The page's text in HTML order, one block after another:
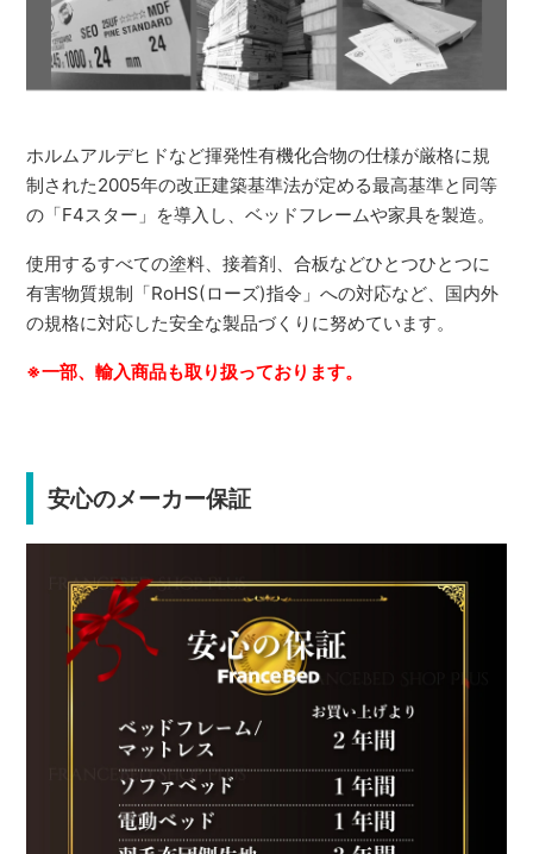
ホルムアルデヒドなど揮発性有機化合物の仕様が厳格に規
制された2005年の改正建築基準法が定める最高基準と同等
の「F4スター」を導入し、ベッドフレームや家具を製造。
使用するすべての塗料、接着剤、合板などひとつひとつに
有害物質規制「RoHS(ローズ)指令」への対応など、国内外
の規格に対応した安全な製品づくりに努めています。
※一部、輸入商品も取り扱っております。
安心のメーカー保証